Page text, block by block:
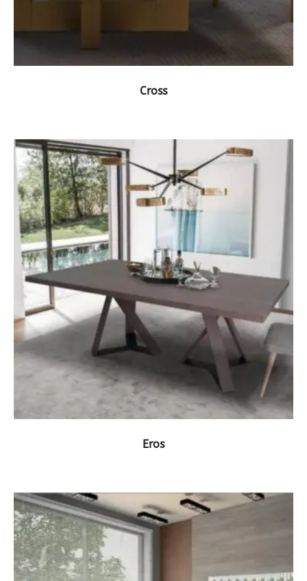
ΔΕΙΤΕ ΤΟ ΠΡΟΪΟΝ
Cross
ΔΕΙΤΕ ΤΟ ΠΡΟΪΟΝ
Eros